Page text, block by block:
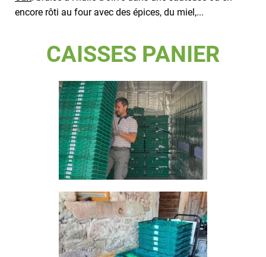
encore rôti au four avec des épices, du miel,...
CAISSES PANIER